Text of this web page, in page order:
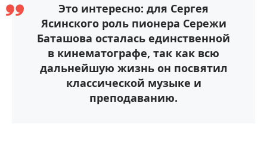
Это интересно: для Сергея
Ясинского роль пионера Сережи
Баташова осталась единственной
в кинематографе, так как всю
дальнейшую жизнь он посвятил
классической музыке и
преподаванию.